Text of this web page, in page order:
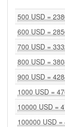
500 USD =
600 USD =
700 USD =
800 USD =
900 USD =
1000 USD =
10000 USD =
100000 USD